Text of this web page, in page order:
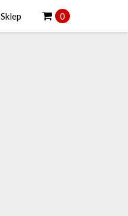
Sklep 0